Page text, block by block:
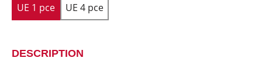
UE 1 pce UE 4 pce
DESCRIPTION